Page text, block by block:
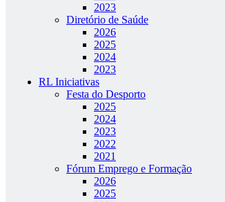
2023
Diretório de Saúde
2026
2025
2024
2023
RL Iniciativas
Festa do Desporto
2025
2024
2023
2022
2021
Fórum Emprego e Formação
2026
2025